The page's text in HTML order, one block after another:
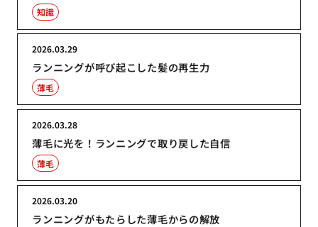
知識
ランニングが呼び起こした髪の再生力
2026.03.29
薄毛
薄毛に光を！ランニングで取り戻した自信
2026.03.28
薄毛
ランニングがもたらした薄毛からの解放
2026.03.20